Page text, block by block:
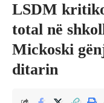
LSDM
total në
Mickoski
ditarin